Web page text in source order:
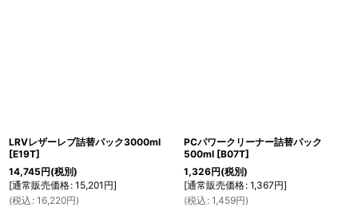
LRVレザーレブ詰替パック3000ml
[E19T]
14,745円(税別)
[通常販売価格: 15,201 円]
(税込 : 16,220円)
PCパワークリーナー詰替パック
500ml [B07T]
1,326円(税別)
[通常販売価格: 1,367円]
(税込 : 1,459円)